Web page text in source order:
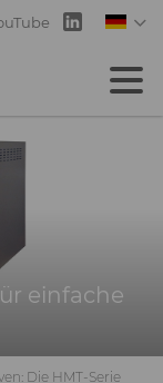
einfache
Die HMT-Serie